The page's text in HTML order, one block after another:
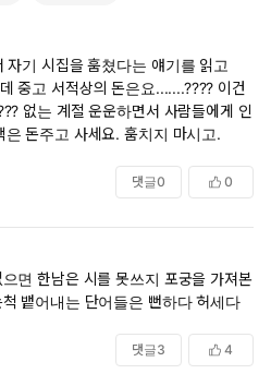
자기 시집을 훔쳤다는 얘기를 읽고
중고 서적상의 돈은요.......???? 이건
없는 계절 운운하면서 사람들에게 인
돈주고 사세요. 훔치지 마시고.
댓글0 0
면 한남은 시를 못쓰지 포궁을 가져본
뱉어내는 단어들은 뻔하다 허세다
댓글3 4